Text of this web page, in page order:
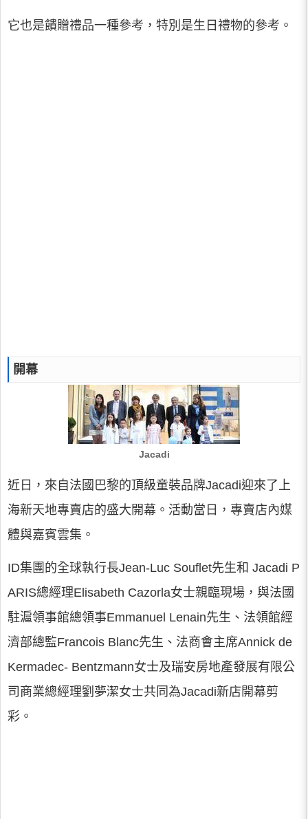
它也是饋贈禮品一種參考，特別是生日禮物的參考。
開幕
Jacadi
近日，來自法國巴黎的頂級童裝品牌Jacadi迎來了上
海新天地專賣店的盛大開幕。活動當日，專賣店內媒
體與嘉賓雲集。
ID集團的全球執行長Jean-Luc Souflet先生和 Jacadi P
ARIS總經理Elisabeth Cazorla女士親臨現場，與法國
駐滬領事館總領事Emmanuel Lenain先生、法領館經
濟部總監Francois Blanc先生、法商會主席Annick de
Kermadec- Bentzmann女士及瑞安房地產發展有限公
司商業總經理劉夢潔女士共同為Jacadi新店開幕剪
彩。